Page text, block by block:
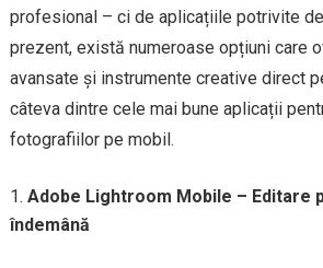
profesional – ci de aplicațiile potrivite
prezent, există numeroase opțiuni care
avansate și instrumente creative direct
câteva dintre cele mai bune aplicații
fotografiilor pe mobil.
Adobe Lightroom Mobile – Editare
îndemână